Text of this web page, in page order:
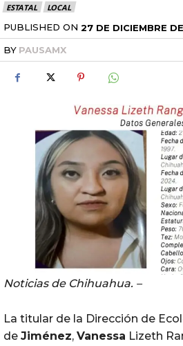
ESTATAL LOCAL
PUBLISHED ON 27 DE DICIEMBRE
BY PAUSAMX
Noticias de Chihuahua. –
La titular de la Dirección de
de Jiménez, Vanessa Lizeth